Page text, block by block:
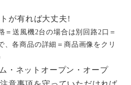
が有れば大丈夫!
＝送風機2台の場合は別回路2口＝
、各商品の詳細＝商品画像をクリ
・ネットオープン ・オープ